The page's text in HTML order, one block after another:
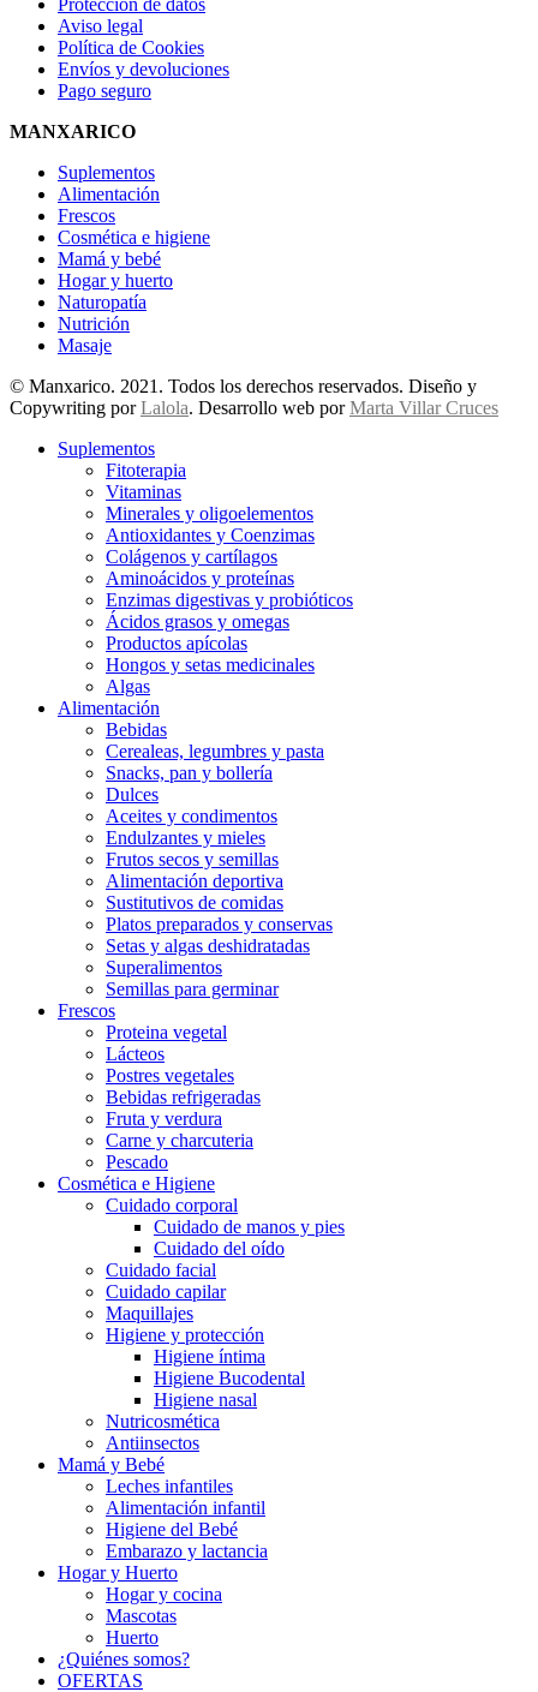
Protección de datos
Aviso legal
Política de Cookies
Envíos y devoluciones
Pago seguro
MANXARICO
Suplementos
Alimentación
Frescos
Cosmética e higiene
Mamá y bebé
Hogar y huerto
Naturopatía
Nutrición
Masaje
© Manxarico. 2021. Todos los derechos reservados. Diseño y
Copywriting porLalola. Desarrollo web porMarta Villar Cruces
Suplementos
Fitoterapia
Vitaminas
Minerales y oligoelementos
Antioxidantes y Coenzimas
Colágenos y cartílagos
Aminoácidos y proteínas
Enzimas digestivas y probióticos
Ácidos grasos y omegas
Productos apícolas
Hongos y setas medicinales
Algas
Alimentación
Bebidas
Cerealeas, legumbres y pasta
Snacks, pan y bollería
Dulces
Aceites y condimentos
Endulzantes y mieles
Frutos secos y semillas
Alimentación deportiva
Sustitutivos de comidas
Platos preparados y conservas
Setas y algas deshidratadas
Superalimentos
Semillas para germinar
Frescos
Proteina vegetal
Lácteos
Postres vegetales
Bebidas refrigeradas
Fruta y verdura
Carne y charcuteria
Pescado
Cosmética e Higiene
Cuidado corporal
Cuidado de manos y pies
Cuidado del oído
Cuidado facial
Cuidado capilar
Maquillajes
Higiene y protección
Higiene íntima
Higiene Bucodental
Higiene nasal
Nutricosmética
Antiinsectos
Mamá y Bebé
Leches infantiles
Alimentación infantil
Higiene del Bebé
Embarazo y lactancia
Hogar y Huerto
Hogar y cocina
Mascotas
Huerto
¿Quiénes somos?
OFERTAS